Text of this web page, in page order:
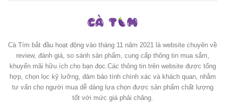
Cà Tím bắt đầu hoạt động vào tháng 11 năm 2021 là website chuyên về
review, đánh giá, so sánh sản phẩm, cung cấp thông tin mua sắm,
khuyến mãi hữu ích cho bạn đọc.Các thông tin trên website được tổng
hợp, chọn lọc kỹ lưỡng, đảm bảo tính chính xác và khách quan, nhằm
tư vấn cho người mua dễ dàng lựa chọn được sản phẩm chất lượng
tốt với mức giá phải chăng.